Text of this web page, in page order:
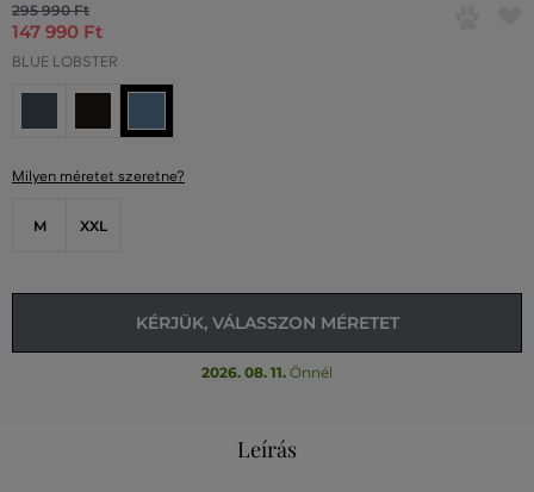
295 990 Ft
147 990 Ft
BLUE LOBSTER
Milyen méretet szeretne?
M XXL
KÉRJÜK, VÁLASSZON MÉRETET
2026. 08. 11. Önnél
Leírás